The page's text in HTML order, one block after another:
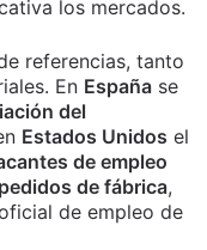
los mercados.
referencias, tanto
En España se
del
Estados Unidos el
de empleo
de fábrica,
de empleo de